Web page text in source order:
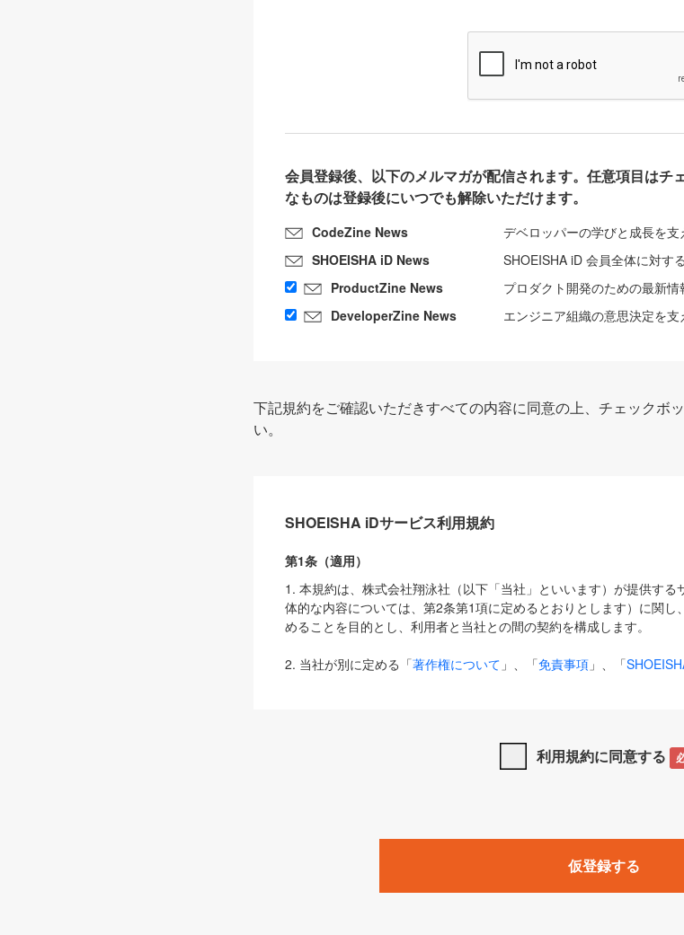
会員登録後、以下のメルマガが配信されます。任意項目はチ
なものは登録後にいつでも解除いただけます。
CodeZine News
デベロッパーの学びと成長を
SHOEISHA iD News
SHOEISHA iD 会員全体に対す
ProductZine News
プロダクト開発のための最新情
DeveloperZine News
エンジニア組織の意思決定を支
下記規約をご確認いただきすべての内容に同意の上、チェックボ
い。
SHOEISHA iDサービス利用規約
第1条（適用）
1. 本規約は、株式会社翔泳社（以下「当社」といいます）が提供す
体的な内容については、第2条第1項に定めるとおりとします）に関
めることを目的とし、利用者と当社との間の契約を構成します。
2. 当社が別に定める「著作権について 」、「免責事項 」、「
は、本規約の規定が優先して適用されるものとします。
1. 「本サービス」とは、当社が提供する以下のサービス（名称や内容
みます）及びこれらサービスに関連して当社が実施するイベントやキ
「SEBook」「SEShop」「CodeZine」「MarkeZine」「
利用規約に同意する
仮登録する